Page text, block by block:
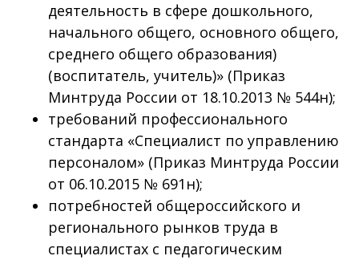
деятельность в сфере дошкольного,
начального общего, основного общего,
среднего общего образования)
(воспитатель, учитель)» (Приказ
Минтруда России от 18.10.2013 № 544н);
требований профессионального
стандарта «Специалист по управлению
персоналом» (Приказ Минтруда России
от 06.10.2015 № 691н);
потребностей общероссийского и
регионального рынков труда в
специалистах с педагогическим